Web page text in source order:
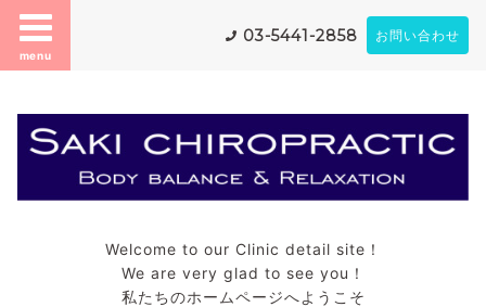
menu
03-5441-2858 お問い合わせ
Welcome to our Clinic detail site！
We are very glad to see you！
私たちのホームページへようこそ